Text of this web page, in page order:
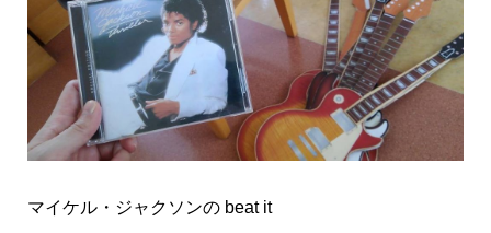
マイケル・ジャクソンの beat it